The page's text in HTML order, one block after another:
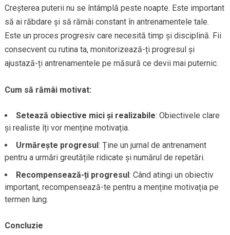
Creșterea puterii nu se întâmplă peste noapte. Este important
să ai răbdare și să rămâi constant în antrenamentele tale.
Este un proces progresiv care necesită timp și disciplină. Fii
consecvent cu rutina ta, monitorizează-ți progresul și
ajustază-ți antrenamentele pe măsură ce devii mai puternic.
Cum să rămâi motivat:
Setează obiective mici și realizabile: Obiectivele clare
și realiste îți vor menține motivația.
Urmărește progresul: Ține un jurnal de antrenament
pentru a urmări greutățile ridicate și numărul de repetări.
Recompensează-ți progresul: Când atingi un obiectiv
important, recompensează-te pentru a menține motivația pe
termen lung.
Concluzie